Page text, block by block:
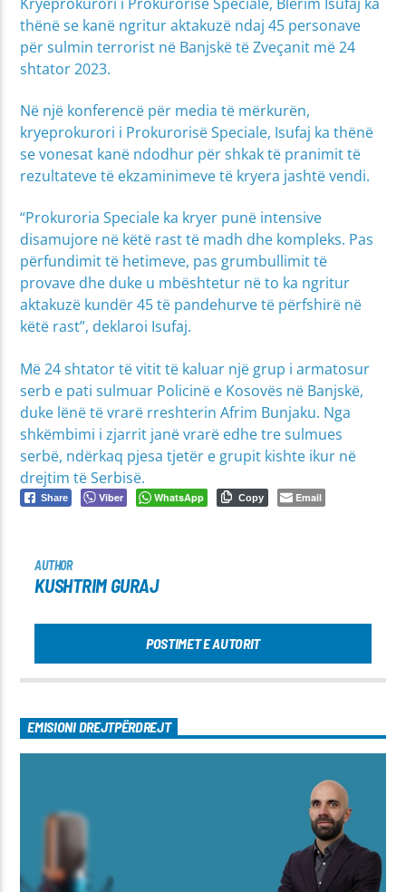
thënë se kanë ngritur aktakuzë ndaj 45 personave
për sulmin terrorist në Banjskë të Zveçanit më 24
shtator 2023.
Në një konferencë për media të mërkurën,
kryeprokurori i Prokurorisë Speciale, Isufaj ka thënë
se vonesat kanë ndodhur për shkak të pranimit të
rezultateve të ekzaminimeve të kryera jashtë vendi.
“Prokuroria Speciale ka kryer punë intensive
disamujore në këtë rast të madh dhe kompleks. Pas
përfundimit të hetimeve, pas grumbullimit të
provave dhe duke u mbështetur në to ka ngritur
aktakuzë kundër 45 të pandehurve të përfshirë në
këtë rast”, deklaroi Isufaj.
Më 24 shtator të vitit të kaluar një grup i armatosur
serb e pati sulmuar Policinë e Kosovës në Banjskë,
duke lënë të vrarë rreshterin Afrim Bunjaku. Nga
shkëmbimi i zjarrit janë vrarë edhe tre sulmues
serbë, ndërkaq pjesa tjetër e grupit kishte ikur në
drejtim të Serbisë.
Share Viber WhatsApp Copy Email
AUTHOR
KUSHTRIM GURAJ
POSTIMET E AUTORIT
EMISIONI DREJTPËRDREJT